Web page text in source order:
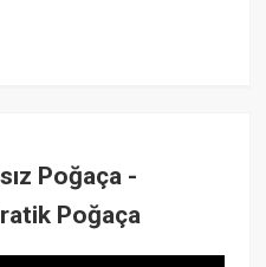
Poğaça -
Poğaça